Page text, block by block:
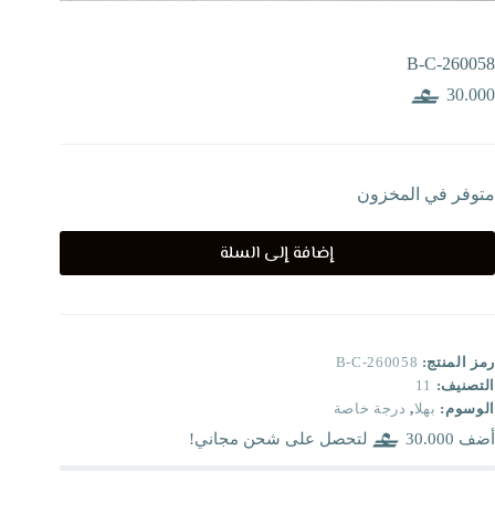
B-C-260058
30.000
متوفر في المخزون
إضافة إلى السلة
رمز المنتج: B-C-260058
التصنيف: 11
الوسوم: بهلا, درجة خاصة
أضف 30.000 لتحصل على شحن مجاني!